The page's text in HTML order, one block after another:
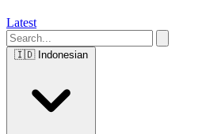
Latest
🇮🇩 Indonesian